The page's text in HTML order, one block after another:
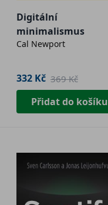
Digitální
minimalismus
Cal Newport
332 Kč 369 Kč
Přidat do košíku